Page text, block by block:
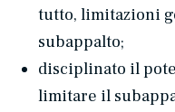
tutto, limitazioni
subappalto;
disciplinato il
limitare il